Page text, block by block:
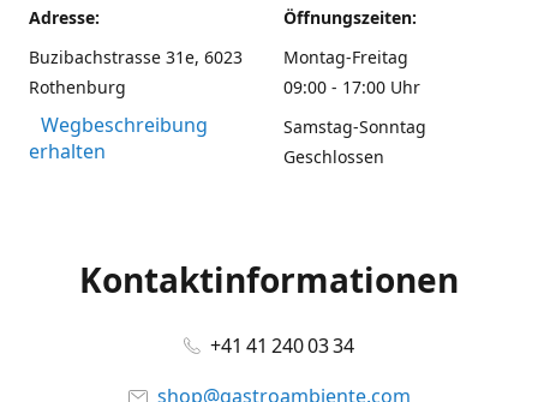
Adresse:
Buzibachstrasse 31e, 6023
Rothenburg
Wegbeschreibung
erhalten
Öffnungszeiten:
Montag-Freitag
09:00 - 17:00 Uhr
Samstag-Sonntag
Geschlossen
Kontaktinformationen
+41 41 240 03 34
shop@gastroambiente.com